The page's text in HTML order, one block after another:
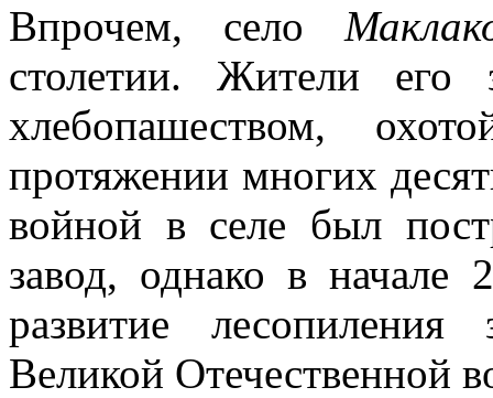
Впро­чем, село
столетии. Жители его
хлебопашеством,
протяжении многих
войной в селе был
завод, однако в начале
развитие
Великой Оте­чественной